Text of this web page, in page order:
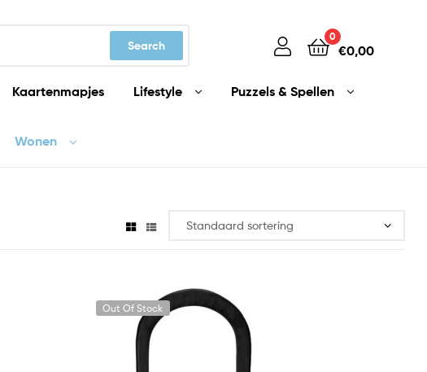
Search
0
€0,00
Kaartenmapjes Lifestyle Puzzels & Spellen
Wonen
Out Of Stock